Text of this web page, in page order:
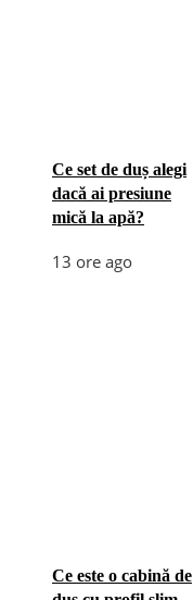
Ce set de duș alegi
dacă ai presiune
mică la apă?
13 ore ago
Ce este o cabină de